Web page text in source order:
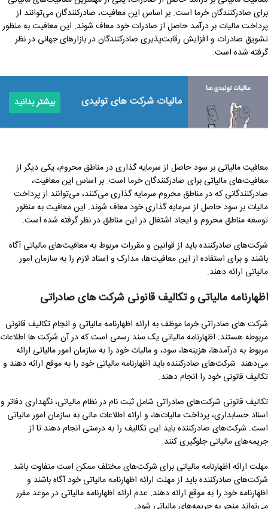
برای صادرکنندگان خرما است. بر اساس این معافیت، صادرکنندگان می‌توانند از
پرداخت مالیات بر درآمد حاصل از صادرات خود معاف شوند. این معافیت به منظور
تشویق صادرات و افزایش رقابت‌پذیری صادرکنندگان در بازارهای جهانی در نظر
گرفته شده است.
مالیات شرکت های تولیدی بیشتر بدانید
معافیت مالیاتی بر سود حاصل از سرمایه گذاری در مناطق محروم، یکی دیگر از
معافیت‌های مالیاتی برای صادرکنندگان خرما است. بر اساس این معافیت،
صادرکنندگانی که در مناطق محروم سرمایه گذاری می‌کنند، می‌توانند از پرداخت
مالیات بر سود حاصل از سرمایه گذاری خود معاف شوند. این معافیت به منظور
توسعه مناطق محروم و ایجاد اشتغال در این مناطق در نظر گرفته شده است.
شرکت‌های صادرکننده باید از قوانین و مقررات مربوط به معافیت‌های مالیاتی آگاه
باشند و برای استفاده از این معافیت‌ها، مدارک و اسناد لازم را به سازمان امور
مالیاتی ارائه دهند.
اظهارنامه مالیاتی و تکالیف قانونی شرکت های صادراتی
شرکت های صادراتی خرما موظف به ارائه اظهارنامه مالیاتی و انجام تکالیف قانونی
مربوطه هستند. اظهارنامه مالیاتی یک سند رسمی است که در آن شرکت ها اطلاعات
مربوط به درآمدها، هزینه‌ها، سود، و مالیات خود را به سازمان امور مالیاتی ارائه
می‌دهند. شرکت‌های صادرکننده باید اظهارنامه مالیاتی خود را به موقع ارائه دهند و
تکالیف قانونی خود را انجام دهند.
تکالیف قانونی شرکت‌های صادراتی شامل ثبت نام در نظام مالیاتی، نگهداری دفاتر و
اسناد حسابداری، پرداخت مالیات‌ها، و ارائه اطلاعات مالی به سازمان امور مالیاتی
است. شرکت‌های صادرکننده باید این تکالیف را به درستی انجام دهند تا از
جریمه‌های مالیاتی جلوگیری کنند.
مهلت ارائه اظهارنامه مالیاتی برای شرکت‌های مختلف ممکن است متفاوت باشد.
شرکت‌های صادرکننده باید از مهلت ارائه اظهارنامه مالیاتی خود آگاه باشند و
اظهارنامه خود را به موقع ارائه دهند. عدم ارائه اظهارنامه مالیاتی در موعد مقرر